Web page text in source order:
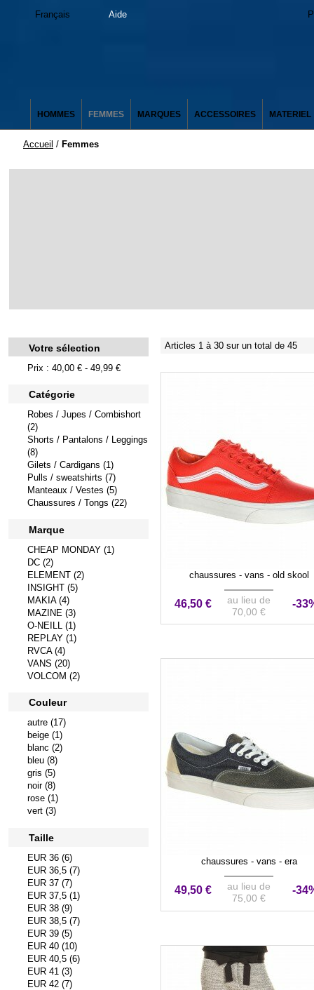
Français Aide
HOMMES FEMMES MARQUES ACCESSOIRES MATERIEL
Accueil / Femmes
Votre sélection
Prix : 40,00 € - 49,99 €
Catégorie
Robes / Jupes / Combishort
(2)
Shorts / Pantalons / Leggings
(8)
Gilets / Cardigans (1)
Pulls / sweatshirts (7)
Manteaux / Vestes (5)
Chaussures / Tongs (22)
Marque
CHEAP MONDAY (1)
DC (2)
ELEMENT (2)
INSIGHT (5)
MAKIA (4)
MAZINE (3)
O-NEILL (1)
REPLAY (1)
RVCA (4)
VANS (20)
VOLCOM (2)
Couleur
autre (17)
beige (1)
blanc (2)
bleu (8)
gris (5)
noir (8)
rose (1)
vert (3)
Taille
EUR 36 (6)
EUR 36,5 (7)
EUR 37 (7)
EUR 37,5 (1)
EUR 38 (9)
EUR 38,5 (7)
EUR 39 (5)
EUR 40 (10)
EUR 40,5 (6)
EUR 41 (3)
EUR 42 (7)
Articles 1 à 30 sur un total de 45
chaussures - vans - old skool
46,50 €
au lieu de
70,00 €
-
chaussures - vans - era
49,50 €
au lieu de
75,00 €
-